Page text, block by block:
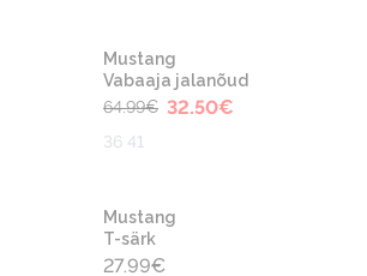
-50%
Mustang
Vabaaja jalanõud
64.99€ 32.50€
36 41
Mustang
T-särk
27.99€